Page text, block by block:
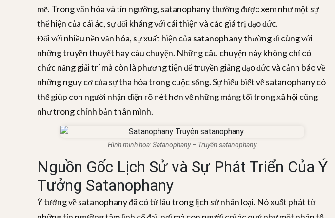
mẽ. Trong văn hóa và tín ngưỡng, satanophany thường được xem như một sự
thể hiện của cái ác, sự đối kháng với cái thiện và các giá trị đạo đức.
Đối với nhiều nền văn hóa, sự xuất hiện của satanophany thường đi cùng với
những truyền thuyết hay câu chuyện. Những câu chuyện này không chỉ có
chức năng giải trí mà còn là phương tiện để truyền giảng đạo đức và cảnh báo về
những nguy cơ của sự tha hóa trong cuộc sống. Sự hiểu biết về satanophany có
thể giúp con người nhận diện rõ nét hơn về những mảng tối trong xã hội cũng
như trong chính bản thân mình.
Hình minh họa: Satanophany – Truyện satanophany
Nguồn Gốc Lịch Sử và Sự Phát Triển Của Ý
Tưởng Satanophany
Ý tưởng về satanophany đã có từ lâu trong lịch sử nhân loại. Nó xuất phát từ